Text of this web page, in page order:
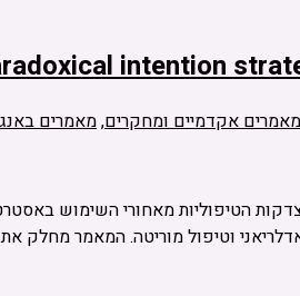
intention
מאמרים אקדמיים ומחקרים,מאמרים
הטיפוליות מאחורי השימוש
וטיפול מוריטה. המאמר